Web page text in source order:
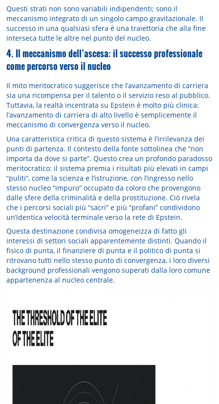
Questi strati non sono variabili indipendenti; sono il
meccanismo integrato di un singolo campo gravitazionale. Il
successo in una qualsiasi sfera è una traiettoria che alla fine
interseca tutte le altre nel punto del nucleo.
4. Il meccanismo dell’ascesa: il successo professionale
come percorso verso il nucleo
Il mito meritocratico suggerisce che l’avanzamento di carriera
sia una ricompensa per il talento o il servizio reso al pubblico.
Tuttavia, la realtà incentrata su Epstein è molto più clinica:
l’avanzamento di carriera di alto livello è semplicemente il
meccanismo di convergenza verso il nucleo.
Una caratteristica critica di questo sistema è l’irrilevanza dei
punti di partenza. Il contesto della fonte sottolinea che “non
importa da dove si parte”. Questo crea un profondo paradosso
meritocratico: il sistema premia i risultati più elevati in campi
“puliti”, come la scienza e l’istruzione, con l’ingresso nello
stesso nucleo “impuro” occupato da coloro che provengono
dalle sfere della criminalità e della prostituzione. Ciò rivela
che i percorsi sociali più “sacri” e più “profani” condividono
un’identica velocità terminale verso la rete di Epstein.
Questa destinazione condivisa omogeneizza di fatto gli
interessi di settori sociali apparentemente distinti. Quando il
fisico di punta, il finanziere di punta e il politico di punta si
ritrovano tutti nello stesso punto di convergenza, i loro diversi
background professionali vengono superati dalla loro comune
appartenenza al nucleo centrale.